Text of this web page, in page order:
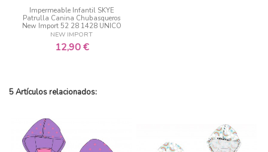
Impermeable Infantil SKYE
Patrulla Canina Chubasqueros
New Import 52 28 1428 UNICO
NEW IMPORT
12,90 €
5 Artículos relacionados: